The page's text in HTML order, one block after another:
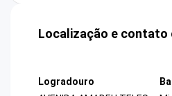
Localização e contato
Logradouro